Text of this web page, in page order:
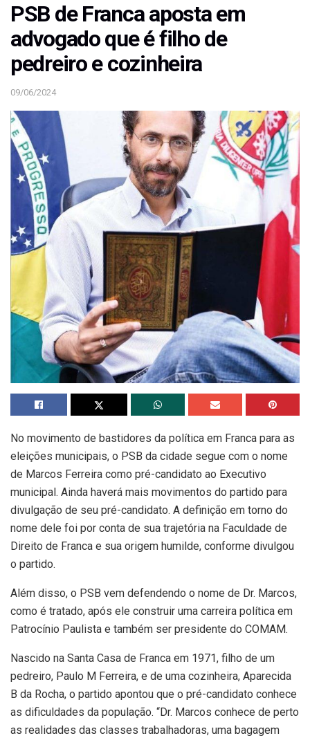
PSB de Franca aposta em
advogado que é filho de
pedreiro e cozinheira
09/06/2024
No movimento de bastidores da política em Franca para as
eleições municipais, o PSB da cidade segue com o nome
de Marcos Ferreira como pré-candidato ao Executivo
municipal. Ainda haverá mais movimentos do partido para
divulgação de seu pré-candidato. A definição em torno do
nome dele foi por conta de sua trajetória na Faculdade de
Direito de Franca e sua origem humilde, conforme divulgou
o partido.
Além disso, o PSB vem defendendo o nome de Dr. Marcos,
como é tratado, após ele construir uma carreira política em
Patrocínio Paulista e também ser presidente do COMAM.
Nascido na Santa Casa de Franca em 1971, filho de um
pedreiro, Paulo M Ferreira, e de uma cozinheira, Aparecida
B da Rocha, o partido apontou que o pré-candidato conhece
as dificuldades da população. “Dr. Marcos conhece de perto
as realidades das classes trabalhadoras, uma bagagem